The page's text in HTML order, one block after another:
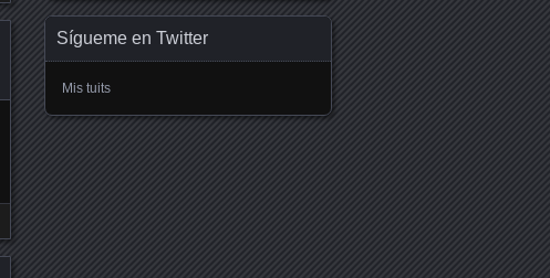
Sígueme en Twitter
Mis tuits